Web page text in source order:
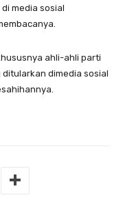
media sosial
ahli-ahli parti
dimedia sosial